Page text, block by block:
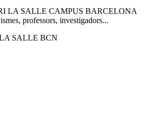
LA SALLE CAMPUS BARCELONA
professors, investigadors...
SALLE BCN